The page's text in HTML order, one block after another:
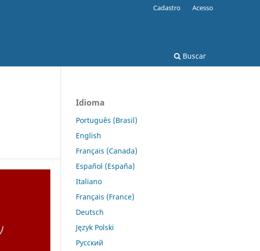
Buscar
Cadastro Acesso
Idioma
Português (Brasil)
English
Français (Canada)
Español (España)
Italiano
Français (France)
Deutsch
Język Polski
Русский